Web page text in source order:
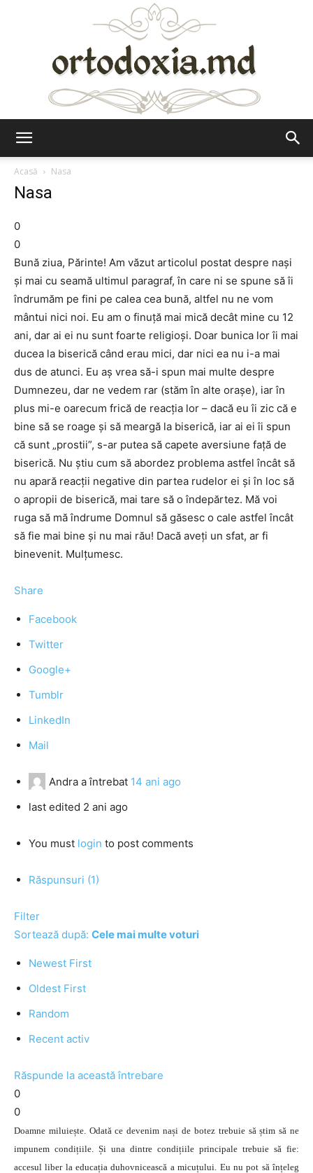
Acasă
Nasa
Nasa
0
0
Bună ziua, Părinte! Am văzut articolul postat despre naşi
şi mai cu seamă ultimul paragraf, în care ni se spune să îi
îndrumăm pe fini pe calea cea bună, altfel nu ne vom
mântui nici noi. Eu am o finuţă mai mică decât mine cu 12
ani, dar ai ei nu sunt foarte religioşi. Doar bunica lor îi mai
ducea la biserică când erau mici, dar nici ea nu i-a mai
dus de atunci. Eu aş vrea să-i spun mai multe despre
Dumnezeu, dar ne vedem rar (stăm în alte oraşe), iar în
plus mi-e oarecum frică de reacţia lor – dacă eu îi zic că e
bine să se roage şi să meargă la biserică, iar ai ei îi spun
că sunt „prostii”, s-ar putea să capete aversiune faţă de
biserică. Nu ştiu cum să abordez problema astfel încât să
nu apară reacţii negative din partea rudelor ei şi în loc să
o apropii de biserică, mai tare să o îndepărtez. Mă voi
ruga să mă îndrume Domnul să găsesc o cale astfel încât
să fie mai bine şi nu mai rău! Dacă aveţi un sfat, ar fi
binevenit. Mulţumesc.
Share
Facebook
Twitter
Google+
Tumblr
LinkedIn
Mail
Andra a întrebat 14 ani ago
last edited 2 ani ago
You must login to post comments
Răspunsuri (1)
Filter
Sortează după: Cele mai multe voturi
Newest First
Oldest First
Random
Recent activ
Răspunde la această întrebare
0
0
Doamne miluiește. Odată ce devenim nași de botez trebuie să știm să ne
impunem condițiile. Și una dintre condițiile principale trebuie să fie:
accesul liber la educația duhovnicească a micuțului. Eu nu pot să înțeleg